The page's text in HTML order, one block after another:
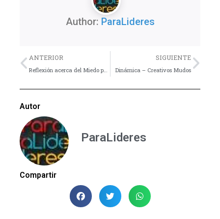
Author: ParaLideres
Previo
ANTERIOR
Reflexión acerca del Miedo por Félix Ortiz
SIGUIENTE
Dinámica – Creativos Mudos
Autor
ParaLideres
Compartir